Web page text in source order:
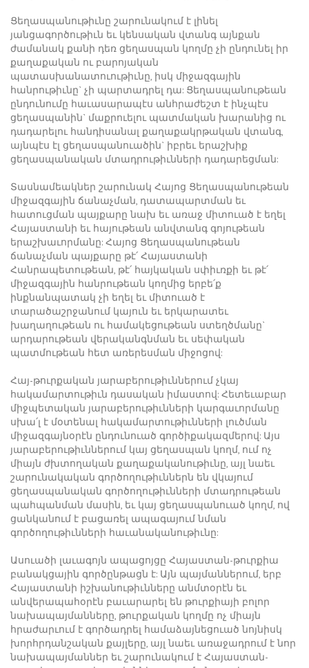
Ցեղասպանութիւնը շարունակում է լինել
յանցագործութիւն եւ կենսական վտանգ այնքան
ժամանակ քանի դեռ ցեղասպան կողմը չի ընդունել իր
քաղաքական ու բարոյական
պատասխանատուութիւնը, իսկ միջազգային
հանրութիւնը` չի պարտադրել դա: Ցեղասպանութեան
ընդունումը հաւասարապէս անհրաժեշտ է ինչպէս
ցեղասպանին` մաքրուելու պատմական խարանից ու
դադարելու հանդիսանալ քաղաքակրթական վտանգ,
այնպէս էլ ցեղասպանուածին` իբրեւ երաշխիք
ցեղասպանական մտադրութիւնների դադարեցման:
Տասնամեակներ շարունակ Հայոց Ցեղասպանութեան
միջազգային ճանաչման, դատապարտման եւ
հատուցման պայքարը նախ եւ առաջ միտուած է եղել
Հայաստանի եւ հայութեան անվտանգ գոյութեան
երաշխաւորմանը: Հայոց Ցեղասպանութեան
ճանաչման պայքարը թէ՛ Հայաստանի
Հանրապետութեան, թէ՛ հայկական սփիւռքի եւ թէ՛
միջազգային հանրութեան կողմից երբե՛ք
ինքնանպատակ չի եղել եւ միտուած է
տարածաշրջանում կայուն եւ երկարատեւ
խաղաղութեան ու համակեցութեան ստեղծմանը`
արդարութեան վերականգնման եւ սեփական
պատմութեան հետ առերեսման միջոցով:
Հայ-թուրքական յարաբերութիւններում չկայ
հակամարտութիւն դասական իմաստով: Հետեւաբար
միջպետական յարաբերութիւնների կարգաւորմանը
սխա՛լ է մօտենալ հակամարտութիւնների լուծման
միջազգայնօրէն ընդունուած գործիքակազմերով: Այս
յարաբերութիւններում կայ ցեղասպան կողմ, ում ոչ
միայն ժխտողական քաղաքականութիւնը, այլ նաեւ
շարունակական գործողութիւններն են վկայում
ցեղասպանական գործողութիւնների մտադրութեան
պահպանման մասին, եւ կայ ցեղասպանուած կողմ, ով
ցանկանում է բացառել ապագայում նման
գործողութիւնների հաւանականութիւնը:
Ասուածի լաւագոյն ապացոյցը Հայաստան-թուրքիա
բանակցային գործընթացն է: Այն պայմաններում, երբ
Հայաստանի իշխանութիւնները անմտօրէն եւ
անվերապահօրէն բաւարարել են թուրքիայի բոլոր
նախապայմանները, թուրքական կողմը ոչ միայն
հրաժարւում է գործադրել համաձայնեցուած նոյնիսկ
խորհրդանշական քայլերը, այլ նաեւ առաջադրում է նոր
նախապայմաններ եւ շարունակում է Հայաստան-